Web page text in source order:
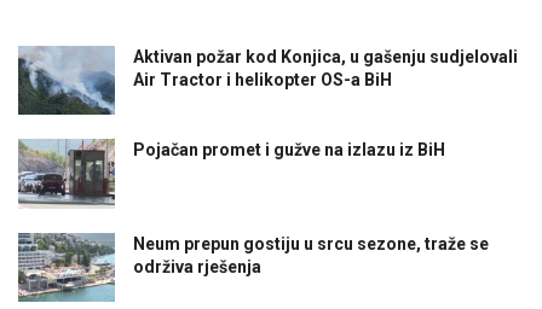
Aktivan požar kod Konjica, u gašenju sudjelovali
Air Tractor i helikopter OS-a BiH
Pojačan promet i gužve na izlazu iz BiH
Neum prepun gostiju u srcu sezone, traže se
održiva rješenja